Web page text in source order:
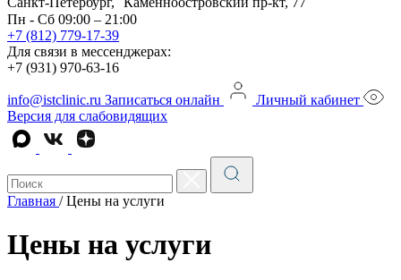
Пн - Сб 09:00 – 21:00
+7 (812) 779-17-39
Для связи в мессенджерах:
+7 (931) 970-63-16
info@istclinic.ru Записаться онлайн
Личный кабинет
Версия для слабовидящих
Главная / Цены на услуги
Цены на услуги